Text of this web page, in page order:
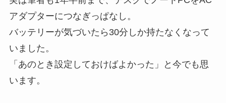
アダプターにつなぎっぱなし。
バッテリーが気づいたら30分しか持たなくなって
いました。
「あのとき設定しておけばよかった」と今でも思
います。